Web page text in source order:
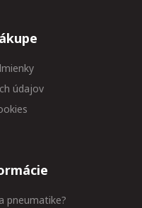
údajov
pneumatike?